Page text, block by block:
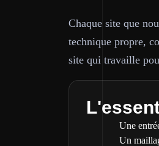
Chaque site que
technique propre,
site qui travaille
Une
Un